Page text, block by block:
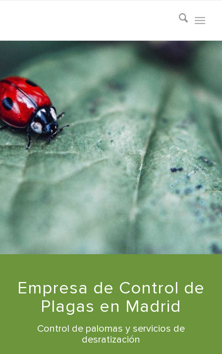
Empresa de Control de
Plagas en Madrid
Control de palomas y servicios de
desratización